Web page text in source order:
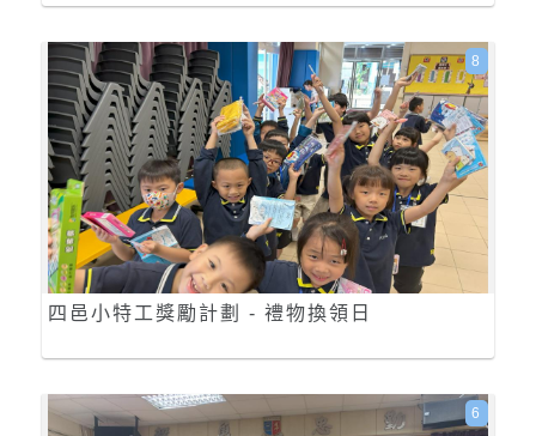
四邑小特工獎勵計劃 - 禮物換領日
8
6